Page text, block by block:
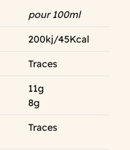
pour 100ml
200kj/45Kcal
Traces
11g
8g
Traces